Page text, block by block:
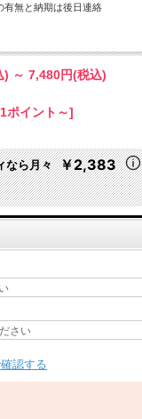
無と納期は後日連絡
) ～ 7,480円(税込)
イント～]
なら月々 ￥2,383
認する